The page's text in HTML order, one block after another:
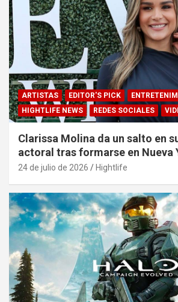
ARTISTAS EDITOR'S PICK
HIGHTLIFE NEWS
REDES SOCIALES
Clarissa Molina da un salto en
actoral tras formarse en Nueva
24 de julio de 2026 Hightlife